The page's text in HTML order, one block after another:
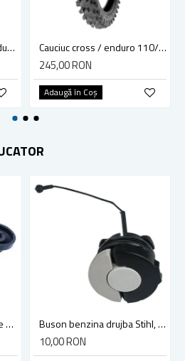
Anvelopă Moto Cross/Enduro MITAS 60/100-14 TT 29M TERRA FORCE-MX Cauciuc cross / enduro 110/90-19 F724 4PR TT
245,00 RON
Adaugă în Coş
Aprindere, bobina inductie motocoasa chinezeasca TL43 TL 52, Ruris Dac 210, Dac 310 Buson benzina drujba Stihl, model cu clapeta
10,00 RON